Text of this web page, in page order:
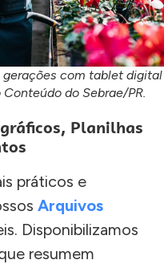
com tablet digital
do Sebrae/PR.
Planilhas
práticos e
Arquivos
Disponibilizamos
resumem